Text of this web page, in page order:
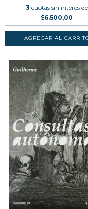
3 cuotas sin interés de
$6.500,00